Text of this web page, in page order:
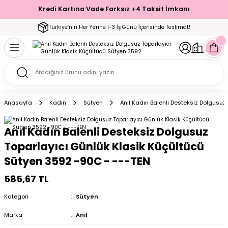
Kredi Kartına Vade Farksız +4 Taksit İmkanı
Türkiye’nin Her Yerine 1-3 İş Günü İçerisinde Teslimat!
Geri Dön
Geri Dön
Geri Dön
Geri Dön
Geri Dön
Geri Dön
Geri Dön
Çorap
Geri Dön
Geri Dön
Anasayfa Kadın Sütyen Anıl Kadın Balenli Desteksiz
Anıl Kadın Balenli Desteksiz Dolgusuz
Toparlayıcı Günlük Klasik Küçültücü
Sütyen 3592 -90C - ---TEN
585,67 TL
Kategori Sütyen
Marka Anıl